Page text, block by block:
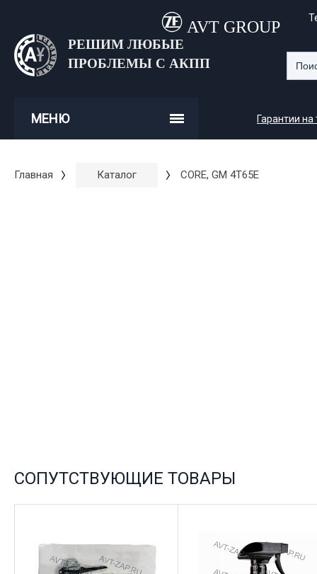
AVT GROUP
РЕШИМ ЛЮБЫЕ
ПРОБЛЕМЫ С АКПП
МЕНЮ Гарантии на
Главная Каталог CORE, GM 4T65E
СОПУТСТВУЮЩИЕ ТОВАРЫ